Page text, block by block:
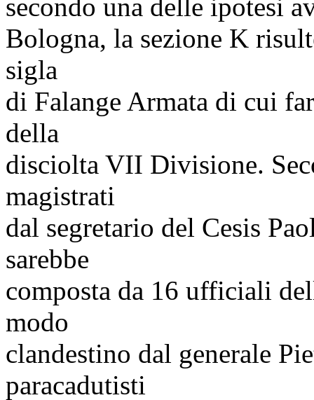
secondo una delle ipotesi
Bologna, la sezione K
sigla
di Falange Armata di cui
della
disciolta VII Divisione.
magistrati
dal segretario del Cesis
sarebbe
composta da 16 ufficiali
modo
clandestino dal generale
paracadutisti